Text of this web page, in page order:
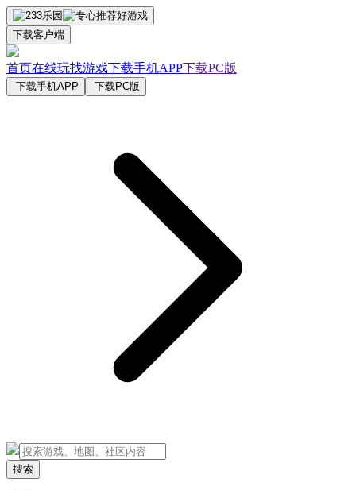
下载客户端
首页在线玩找游戏下载手机APP下载PC版
下载手机APP 下载PC版
搜索